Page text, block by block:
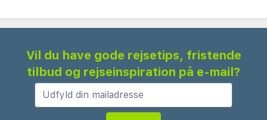
Vil du have gode rejsetips, fristende
tilbud og rejseinspiration på e-mail?